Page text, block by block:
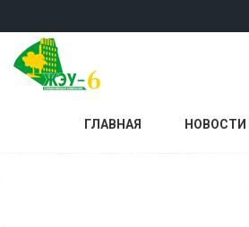
ГЛАВНАЯ НОВОСТИ